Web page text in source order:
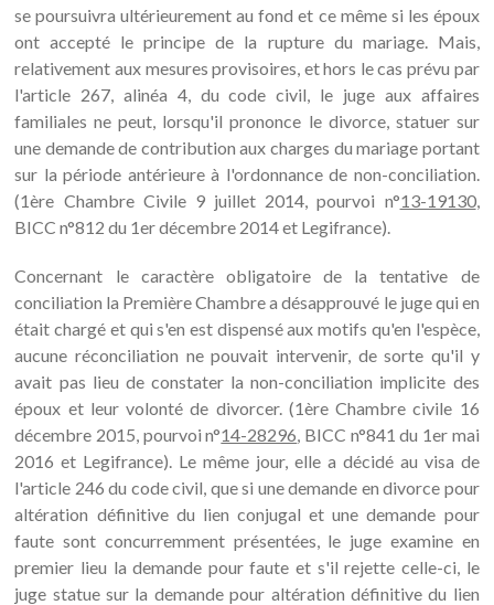
se poursuivra ultérieurement au fond et ce même si les époux
ont accepté le principe de la rupture du mariage. Mais,
relativement aux mesures provisoires, et hors le cas prévu par
l'article 267, alinéa 4, du code civil, le juge aux affaires
familiales ne peut, lorsqu'il prononce le divorce, statuer sur
une demande de contribution aux charges du mariage portant
sur la période antérieure à l'ordonnance de non-conciliation.
(1ère Chambre Civile 9 juillet 2014, pourvoi n°13-19130,
BICC n°812 du 1er décembre 2014 et Legifrance).
Concernant le caractère obligatoire de la tentative de
conciliation la Première Chambre a désapprouvé le juge qui en
était chargé et qui s'en est dispensé aux motifs qu'en l'espèce,
aucune réconciliation ne pouvait intervenir, de sorte qu'il y
avait pas lieu de constater la non-conciliation implicite des
époux et leur volonté de divorcer. (1ère Chambre civile 16
décembre 2015, pourvoi n°14-28296, BICC n°841 du 1er mai
2016 et Legifrance). Le même jour, elle a décidé au visa de
l'article 246 du code civil, que si une demande en divorce pour
altération définitive du lien conjugal et une demande pour
faute sont concurremment présentées, le juge examine en
premier lieu la demande pour faute et s'il rejette celle-ci, le
juge statue sur la demande pour altération définitive du lien